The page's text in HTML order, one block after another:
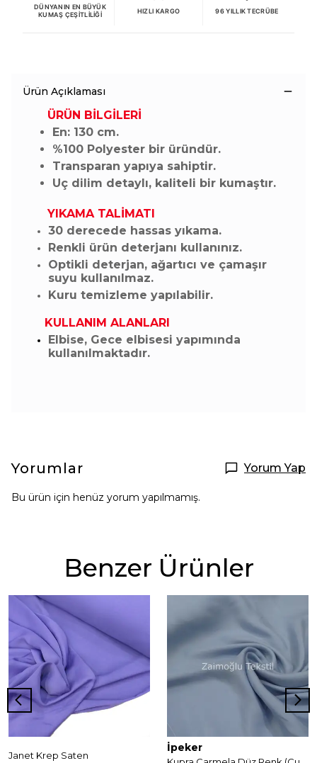
DÜNYANIN EN BÜYÜK
KUMAŞ ÇEŞITLILIĞI
HIZLI KARGO 96 YILLIK TECRÜBE
Ürün Açıklaması
ÜRÜN BİLGİLERİ
En: 130 cm.
%100 Polyester bir üründür.
Transparan yapıya sahiptir.
Uç dilim detaylı, kaliteli bir kumaştır.
YIKAMA TALİMATI
30 derecede hassas yıkama.
Renkli ürün deterjanı kullanınız.
Optikli deterjan, ağartıcı ve çamaşır
suyu kullanılmaz.
Kuru temizleme yapılabilir.
KULLANIM ALANLARI
Elbise, Gece elbisesi yapımında
kullanılmaktadır.
Yorumlar Yorum Yap
Bu ürün için henüz yorum yapılmamış.
Benzer Ürünler
Janet Krep Saten
İpeker